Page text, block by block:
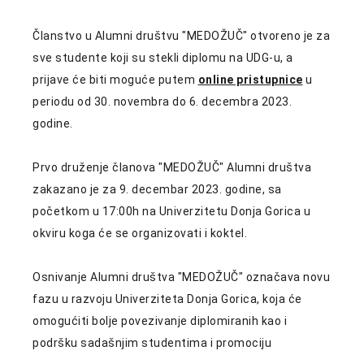
Članstvo u Alumni društvu "MEDOŽUČ" otvoreno je za
sve studente koji su stekli diplomu na UDG-u, a
prijave će biti moguće putem online pristupnice u
periodu od 30. novembra do 6. decembra 2023.
godine.
Prvo druženje članova "MEDOŽUČ" Alumni društva
zakazano je za 9. decembar 2023. godine, sa
početkom u 17:00h na Univerzitetu Donja Gorica u
okviru koga će se organizovati i koktel.
Osnivanje Alumni društva "MEDOŽUČ" označava novu
fazu u razvoju Univerziteta Donja Gorica, koja će
omogućiti bolje povezivanje diplomiranih kao i
podršku sadašnjim studentima i promociju